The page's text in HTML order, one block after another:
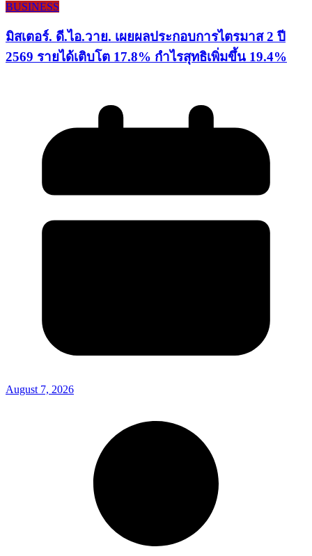
BUSINESS
มิสเตอร์. ดี.ไอ.วาย. เผยผลประกอบการไตรมาส 2 ปี
2569 รายได้เติบโต 17.8% กำไรสุทธิเพิ่มขึ้น 19.4%
August 7, 2026